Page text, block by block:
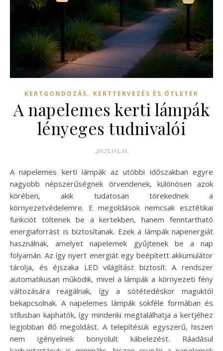
KERTGONDOZÁS, KERTTERVEZÉS ÉS ÖTLETEK
A napelemes kerti lámpák
lényeges tudnivalói
2025.03.11.
A napelemes kerti lámpák az utóbbi időszakban egyre
nagyobb népszerűségnek örvendenek, különösen azok
körében, akik tudatosan törekednek a
környezetvédelemre. E megoldások nemcsak esztétikai
funkciót töltenek be a kertekben, hanem fenntartható
energiaforrást is biztosítanak. Ezek a lámpák napenergiát
használnak, amelyet napelemek gyűjtenek be a nap
folyamán. Az így nyert energiát egy beépített akkumulátor
tárolja, és éjszaka LED világítást biztosít. A rendszer
automatikusan működik, mivel a lámpák a környezeti fény
változására reagálnak, így a sötétedéskor maguktól
bekapcsolnak. A napelemes lámpák sokféle formában és
stílusban kaphatók, így mindenki megtalálhatja a kertjéhez
legjobban illő megoldást. A telepítésük egyszerű, hiszen
nem igényelnek bonyolult kábelezést. Ráadásul